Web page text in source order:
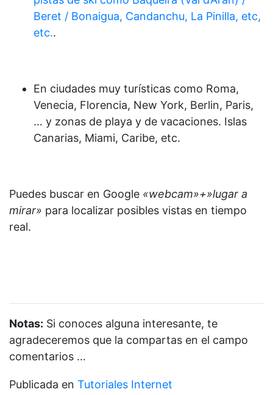
Beret / Bonaigua, Candanchu, La Pinilla, etc,
etc..
En ciudades muy turísticas como Roma,
Venecia, Florencia, New York, Berlin, Paris,
… y zonas de playa y de vacaciones. Islas
Canarias, Miami, Caribe, etc.
Puedes buscar en Google «webcam»+»lugar a
mirar» para localizar posibles vistas en tiempo
real.
Notas: Si conoces alguna interesante, te
agradeceremos que la compartas en el campo
comentarios …
Publicada en Tutoriales Internet